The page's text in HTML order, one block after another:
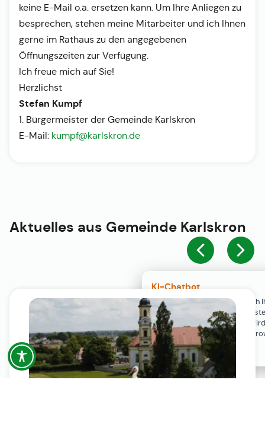
KI-Chatbot
Der KI-Chatbot steht erst nach
Einwilligung in den Cookie-
Verfügung. Der Chat-Verlauf
ausschließlich lokal in Ihrem
gespeichert.
keine E-Mail o.ä. ersetzen kann. Um Ihre Anliegen zu
besprechen, stehen meine Mitarbeiter und ich Ihnen
gerne im Rathaus zu den angegebenen
Öffnungszeiten zur Verfügung.
Ich freue mich auf Sie!
Herzlichst
Stefan Kumpf
1. Bürgermeister der Gemeinde Karlskron
E-Mail: kumpf@karlskron.de
Aktuelles aus Gemeinde Karlskron